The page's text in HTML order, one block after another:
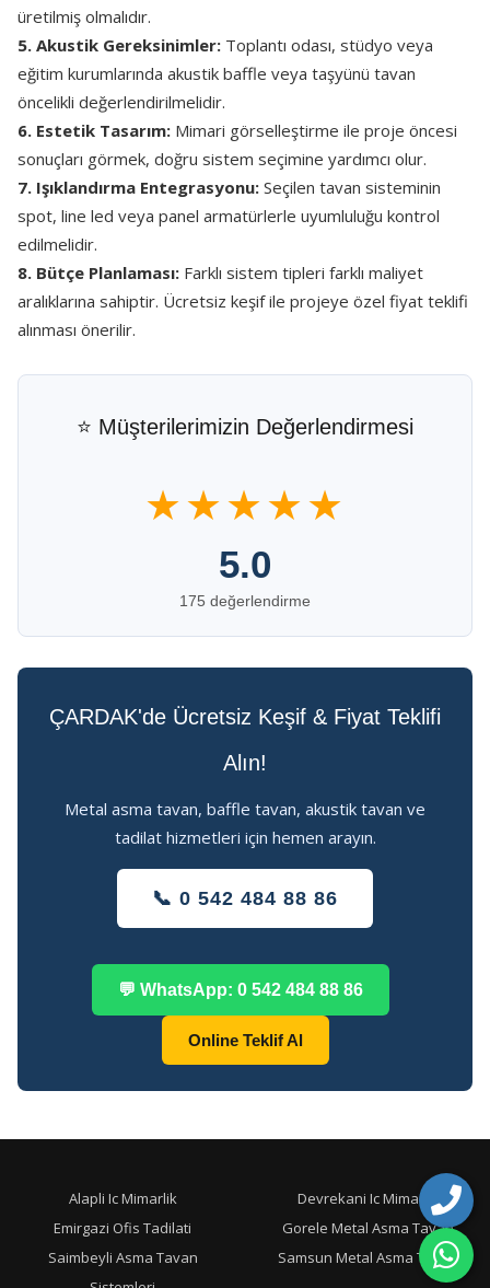
üretilmiş olmalıdır.
5. Akustik Gereksinimler: Toplantı odası, stüdyo veya
eğitim kurumlarında akustik baffle veya taşyünü tavan
öncelikli değerlendirilmelidir.
6. Estetik Tasarım: Mimari görselleştirme ile proje öncesi
sonuçları görmek, doğru sistem seçimine yardımcı olur.
7. Işıklandırma Entegrasyonu: Seçilen tavan sisteminin
spot, line led veya panel armatürlerle uyumluluğu kontrol
edilmelidir.
8. Bütçe Planlaması: Farklı sistem tipleri farklı maliyet
aralıklarına sahiptir. Ücretsiz keşif ile projeye özel fiyat teklifi
alınması önerilir.
⭐ Müşterilerimizin Değerlendirmesi
★★★★★
5.0
175 değerlendirme
ÇARDAK'de Ücretsiz Keşif & Fiyat Teklifi
Alın!
Metal asma tavan, baffle tavan, akustik tavan ve
tadilat hizmetleri için hemen arayın.
📞 0 542 484 88 86
💬 WhatsApp: 0 542 484 88 86
Online Teklif Al
Alapli Ic Mimarlik
Devrekani Ic Mimarlik
Emirgazi Ofis Tadilati
Gorele Metal Asma Tavan
Saimbeyli Asma Tavan
Samsun Metal Asma Tavan